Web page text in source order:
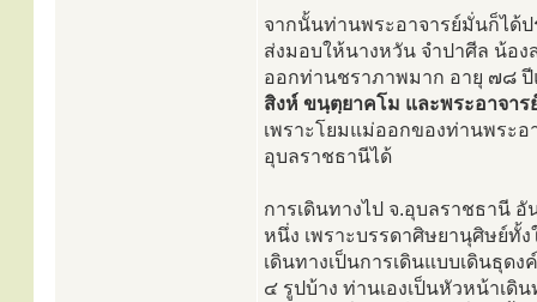
จากนั้นท่านพระอาจารย์มั่นก็ได้
ส่งมอบให้นางหวัน จำปาศีล น้อ
ออกท่านชราภาพมาก อายุ ๗๘
สิงห์ ขนฺตฺยาคโม และพระอาจา
เพราะโยมแม่ออกของท่านพระอ
อุบลราชธานีได้
การเดินทางไป จ.อุบลราชธานี
หนึ่ง เพราะบรรดาศิษยานุศิษย์ทั้
เดินทางเป็นการเดินแบบเดินธุด
๔ รูปบ้าง ท่านเองเป็นหัวหน้าเ